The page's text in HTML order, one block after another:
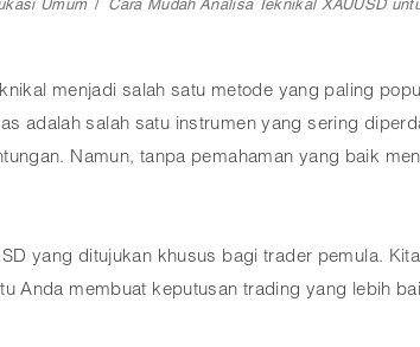
Umum Cara Mudah Analisa Teknikal XAUUSD
menjadi salah satu metode yang paling
adalah salah satu instrumen yang sering
Namun, tanpa pemahaman yang baik
yang ditujukan khusus bagi trader pemula.
Anda membuat keputusan trading yang lebih